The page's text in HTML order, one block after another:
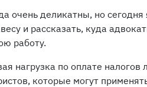
очень деликатны, но сегодня
и рассказать, куда
работу.
нагрузка по оплате
которые могут